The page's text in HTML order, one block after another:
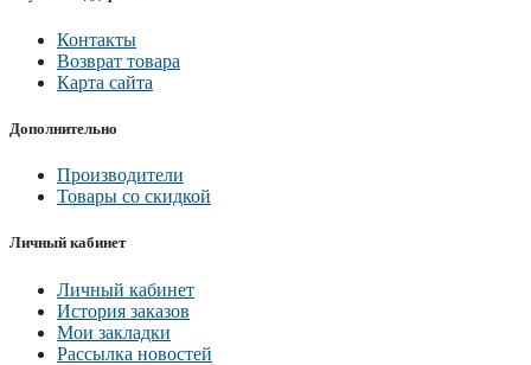
Контакты
Возврат товара
Карта сайта
Дополнительно
Производители
Товары со скидкой
Личный кабинет
Личный кабинет
История заказов
Мои закладки
Рассылка новостей